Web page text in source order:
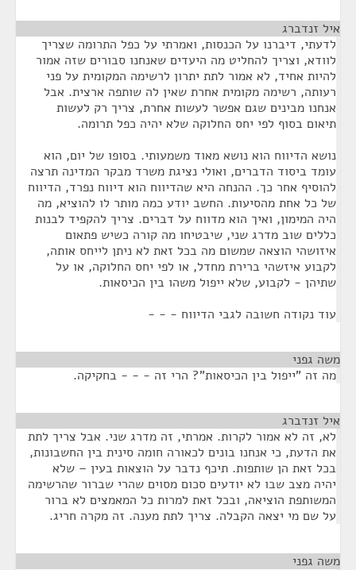
איל זנדברג
לדעתי, דיברנו על הכנסות, ואמרתי על כפל התרומה שצריך
לוודא, וצריך להחליט מה היעדים שאנחנו סבורים שזה אמור
להיות אחיד, לא אמור לתת יתרון לרשימה המקומית על פני
רעותה, רשימה מקומית אחרת שאין לה שותפה ארצית. אבל
אנחנו מבינים שגם אפשר לעשות אחרת, צריך רק לעשות
תיאום בסוף לפי יחס החלוקה שלא יהיה כפל תרומה.
נושא הדיווח הוא נושא מאוד משמעותי. בסופו של יום, הוא
עומד ביסוד הדברים, ואולי נציגת משרד מבקר המדינה תרצה
להוסיף אחר כך. ההנחה היא שהדיווח הוא דיווח נפרד, הדיווח
של כל אחת מהסיעות. החשב יודע כמה מותר לו להוציא, מה
היה המימון, ואיך הוא מדווח על דברים. צריך להקפיד לבנות
כללים שוב מדרג שני, שיבטיחו מה קורה כשיש פתאום
איזושהי הוצאה שמשום מה בכל זאת לא ניתן לייחס אותה,
לקבוע איזשהי ברירת מחדל, או לפי יחס החלוקה, או על
שתיהן - לקבוע, שלא ייפול משהו בין הכיסאות.
עוד נקודה חשובה לגבי הדיווח - - -
משה גפני
מה זה "ייפול בין הכיסאות"? הרי זה - - - בחקיקה.
איל זנדברג
לא, זה לא אמור לקרות. אמרתי, זה מדרג שני. אבל צריך לתת
את הדעת, כי אנחנו בונים לכאורה חומה סינית בין החשבונות,
בכל זאת הן שותפות. תיכף נדבר על הוצאות בעין – שלא
יהיה מצב שבו לא יודעים סכום מסוים שהרי שברור שהרשימה
המשותפת הוציאה, ובכל זאת למרות כל המאמצים לא ברור
על שם מי יצאה הקבלה. צריך לתת מענה. זה מקרה חריג.
משה גפני